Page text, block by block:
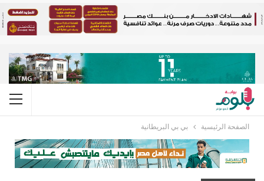
الصفحة الرئيسية بي بي البريطانية